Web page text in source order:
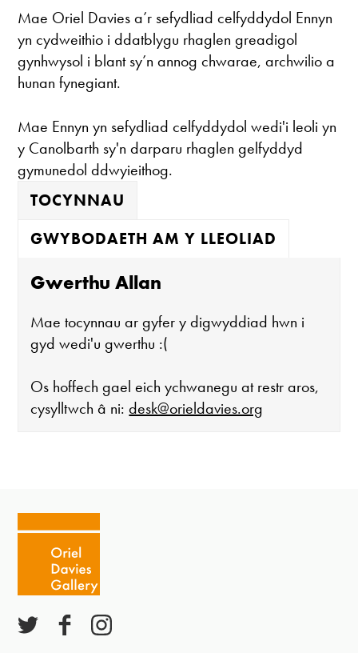
Mae Oriel Davies a’r sefydliad celfyddydol Ennyn
yn cydweithio i ddatblygu rhaglen greadigol
gynhwysol i blant sy’n annog chwarae, archwilio a
hunan fynegiant.
Mae Ennyn yn sefydliad celfyddydol wedi'i leoli yn
y Canolbarth sy'n darparu rhaglen gelfyddyd
gymunedol ddwyieithog.
TOCYNNAU
GWYBODAETH AM Y LLEOLIAD
Gwerthu Allan
Mae tocynnau ar gyfer y digwyddiad hwn i
gyd wedi'u gwerthu :(
Os hoffech gael eich ychwanegu at restr aros,
cysylltwch â ni:desk@orieldavies.org
Caffi yn cau am 3
Ac eithrio digwyddiadau arbennig
Gwyliau banc ar gau